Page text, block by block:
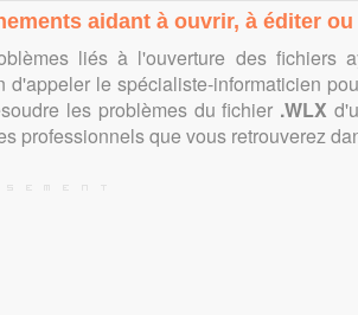
aidant à ouvrir, à éditer
liés à l'ouverture des fichiers
d'appeler le spécialiste-informaticien
les problèmes du fichier .WLX
professionnels que vous retrouverez